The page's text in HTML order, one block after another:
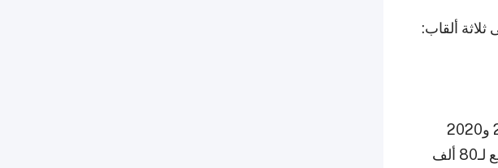
تتنافس الفرق على ثلاثة ألقاب:
وكانت قطر قد استضافت هذا الحدث السنوي للأندية ثلاث مرات من قبل في الأعوام 2019 و2020
و2024، حين تُوّج ريال مدريد باللقب أمام جماهير غفيرة في استاد لوسيل الشهير الذي يتسع لـ80 ألف